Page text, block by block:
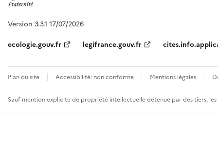
Version 3.3.1 17/07/2026
ecologie.gouv.fr
legifrance.gouv.fr
Plan du site Accessibilité: non conforme Mentions légales
Sauf mention explicite de propriété intellectuelle détenue par des tiers,